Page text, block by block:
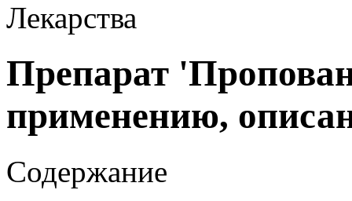
Лекарства
Препарат
применению,
Содержание